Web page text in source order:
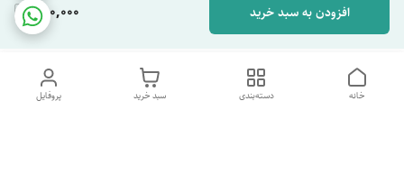
280,000 افزودن به سبد خرید
پروفایل سبد خرید دسته‌بندی خانه